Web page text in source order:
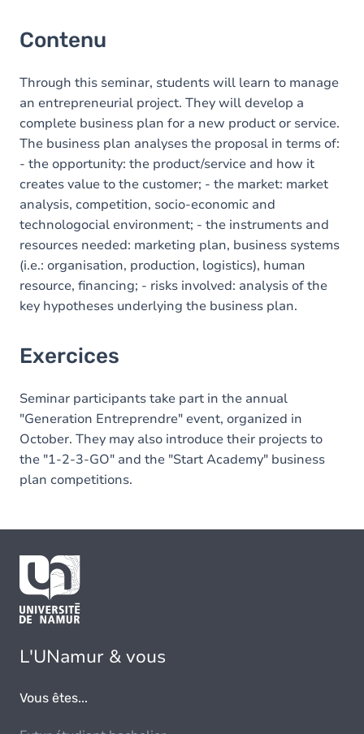
Contenu
Through this seminar, students will learn to manage
an entrepreneurial project. They will develop a
complete business plan for a new product or service.
The business plan analyses the proposal in terms of:
- the opportunity: the product/service and how it
creates value to the customer; - the market: market
analysis, competition, socio-economic and
technologocial environment; - the instruments and
resources needed: marketing plan, business systems
(i.e.: organisation, production, logistics), human
resource, financing; - risks involved: analysis of the
key hypotheses underlying the business plan.
Exercices
Seminar participants take part in the annual
"Generation Entreprendre" event, organized in
October. They may also introduce their projects to
the "1-2-3-GO" and the "Start Academy" business
plan competitions.
L'UNamur & vous
Vous êtes...